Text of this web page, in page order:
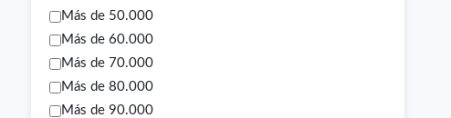
Más de 50.000
Más de 60.000
Más de 70.000
Más de 80.000
Más de 90.000